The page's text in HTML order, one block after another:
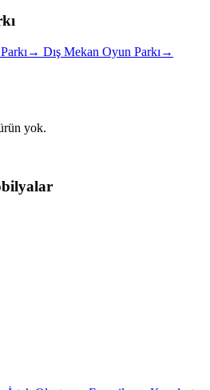
→ Dış Mekan Oyun Parkı →
yok.